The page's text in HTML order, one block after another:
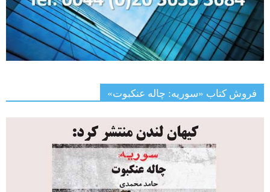
فروش کتاب «سوریه: چاله عنکبوت»